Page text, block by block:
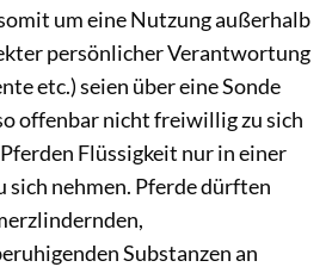
um eine Nutzung außerhalb
persönlicher Verantwortung
etc.) seien über eine Sonde
offenbar nicht freiwillig zu sich
Flüssigkeit nur in einer
nehmen. Pferde dürften
Substanzen an